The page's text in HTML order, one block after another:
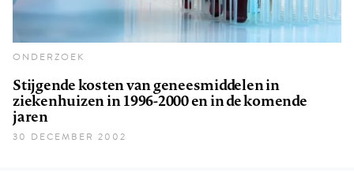
ONDERZOEK
Stijgende kosten van geneesmiddelen in
ziekenhuizen in 1996-2000 en in de komende
jaren
30 DECEMBER 2002